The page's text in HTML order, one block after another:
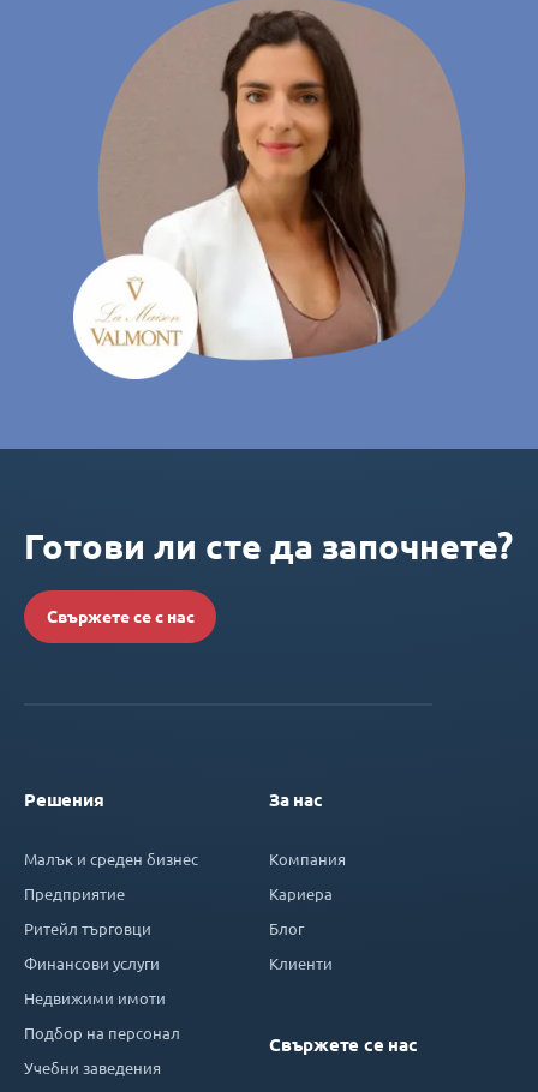
Готови ли сте да започнете?
Свържете се с нас
Решения
Малък и среден бизнес
Предприятие
Ритейл търговци
Финансови услуги
Недвижими имоти
Подбор на персонал
Учебни заведения
За нас
Компания
Кариера
Блог
Клиенти
Свържете се нас